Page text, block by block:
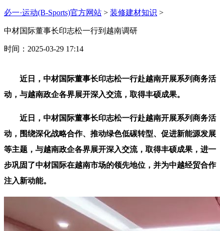
必一·运动(B-Sports)官方网站 > 装修建材知识 >
中材国际董事长印志松一行到越南调研
时间：2025-03-29 17:14
近日，中材国际董事长印志松一行赴越南开展系列商务活
动，与越南政企各界展开深入交流，取得丰硕成果。
近日，中材国际董事长印志松一行赴越南开展系列商务活
动，围绕深化战略合作、推动绿色低碳转型、促进新能源发展
等主题，与越南政企各界展开深入交流，取得丰硕成果，进一
步巩固了中材国际在越南市场的领先地位，并为中越经贸合作
注入新动能。